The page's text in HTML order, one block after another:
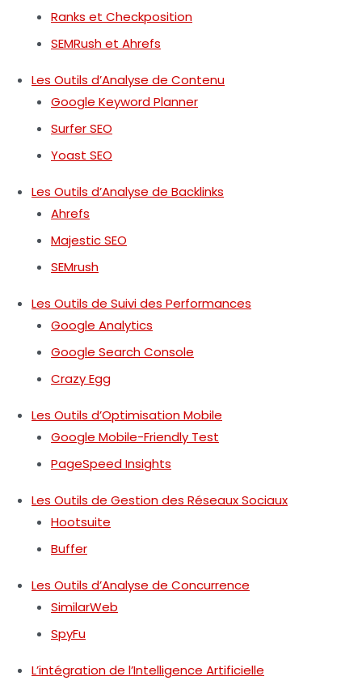
Ranks et Checkposition
SEMRush et Ahrefs
Les Outils d’Analyse de Contenu
Google Keyword Planner
Surfer SEO
Yoast SEO
Les Outils d’Analyse de Backlinks
Ahrefs
Majestic SEO
SEMrush
Les Outils de Suivi des Performances
Google Analytics
Google Search Console
Crazy Egg
Les Outils d’Optimisation Mobile
Google Mobile-Friendly Test
PageSpeed Insights
Les Outils de Gestion des Réseaux Sociaux
Hootsuite
Buffer
Les Outils d’Analyse de Concurrence
SimilarWeb
SpyFu
L’intégration de l’Intelligence Artificielle